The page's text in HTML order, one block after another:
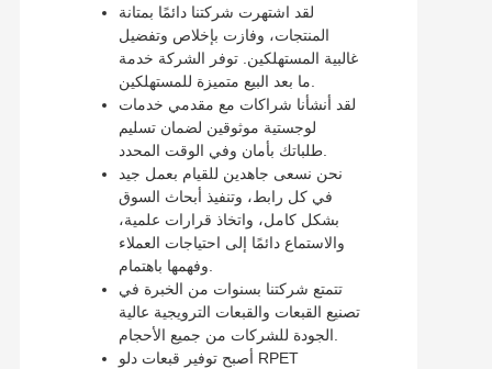
لقد اشتهرت شركتنا دائمًا بمتانة
المنتجات، وفازت بإخلاص وتفضيل
غالبية المستهلكين. توفر الشركة خدمة
لقد أنشأنا شراكات مع مقدمي خدمات
لوجستية موثوقين لضمان تسليم
طلباتك بأمان وفي الوقت المحدد.
نحن نسعى جاهدين للقيام بعمل جيد
في كل رابط، وتنفيذ أبحاث السوق
بشكل كامل، واتخاذ قرارات علمية،
والاستماع دائمًا إلى احتياجات العملاء
تتمتع شركتنا بسنوات من الخبرة في
تصنيع القبعات والقبعات الترويجية عالية
أصبح توفير قبعات دلو RPET